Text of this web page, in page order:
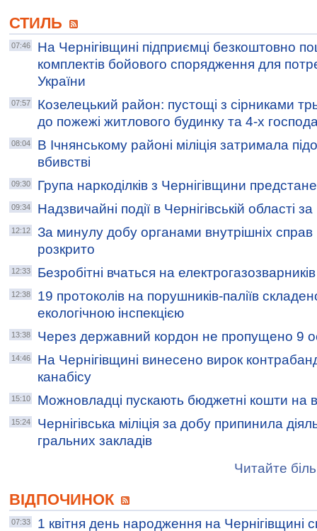
СТИЛЬ
07:46
На Чернігівщині підприємці безкоштовно
комплектів бойового спорядження для
України
07:57
Козелецький район: пустощі з сірниками
до пожежі житлового будинку та 4-х
08:04
В Ічнянському районі міліція затримала
вбивстві
09:30 Група наркоділків з Чернігівщини
09:34 Надзвичайні події в Чернігівській області
12:12
За минулу добу органами внутрішніх справ
розкрито
12:33 Безробітні вчаться на
12:38
19 протоколів на порушників-паліїв
екологічною інспекцією
13:38 Через державний кордон не пропущено 9
14:46
На Чернігівщині винесено вирок
канабісу
15:10 Можновладці пускають бюджетні кошти на
15:24
Чернігівська міліція за добу припинила
гральних закладів
Читайте
ВІДПОЧИНОК
07:33 1 квітня день народження на Чернігівщині